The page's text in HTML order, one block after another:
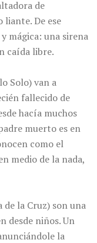
de
De ese
mágica: una sirena
caída libre.
Solo) van a
fallecido de
hacía muchos
muerto es en
como el
medio de la nada,
la Cruz) son una
desde niños. Un
la